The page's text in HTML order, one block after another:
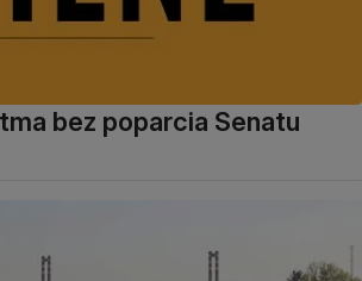
bez poparcia Senatu